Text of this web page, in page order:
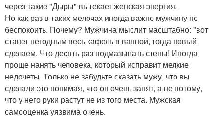
через такие "Дыры" вытекает женская энергия.
Но как раз в таких мелочах иногда важно мужчину не
беспокоить. Почему? Мужчина мыслит масштабно: "вот
станет негодным весь кафель в ванной, тогда новый
сделаем. Что десять раз подмазывать стены! Иногда
проще нанять человека, который исправит мелкие
недочеты. Только не забудьте сказать мужу, что вы
сделали это понимая, что он очень занят, а не потому,
что у него руки растут не из того места. Мужская
самооценка уязвима очень.